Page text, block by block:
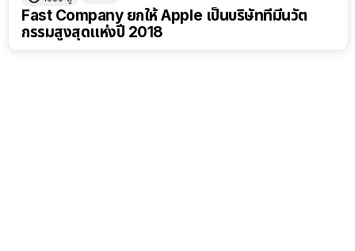
Fast Company ยกให้ Apple เป็นบริษัทที่มีนวัต
กรรมสูงสุดแห่งปี 2018